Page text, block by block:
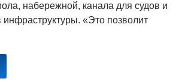
набережной, канала для судов и
инфраструктуры. «Это позволит